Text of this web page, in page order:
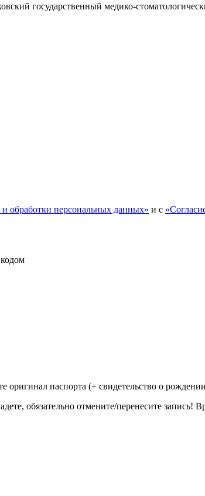
государственный медико-
и обработки персональных данных» и с
паспорта (+ свидетельство о
обязательно отмените/перенесите